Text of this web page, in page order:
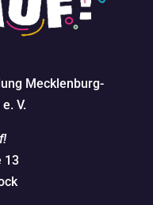
Mecklenburg-
V.
13